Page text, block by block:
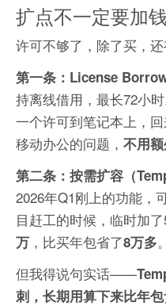
扩点不一定要加钱
许可不够了，除了买，还
第一条：License
持离线借用，最长72小
一个许可到笔记本上，
移动办公的问题， 不用
第二条：按需扩容（
2026年Q1刚上的功能，
目赶工的时候，临时加
万 ，比买年包省了8万多。
但我得说句实话——
刺，长期用算下来比年包